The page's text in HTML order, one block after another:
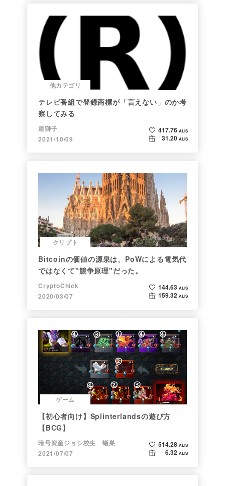
他カテゴリ
テレビ番組で登録商標が「言えない」のか考
察してみる
連獅子
2021/10/09
417.76 ALIS
31.20 ALIS
クリプト
Bitcoinの価値の源泉は、PoWによる電気代
ではなくて"競争原理"だった。
CryptoChick
2020/03/07
144.63 ALIS
159.32 ALIS
ゲーム
【初心者向け】Splinterlandsの遊び方
【BCG】
暗号資産ジョシ校生 蟻巣
2021/07/07
514.28 ALIS
6.32 ALIS